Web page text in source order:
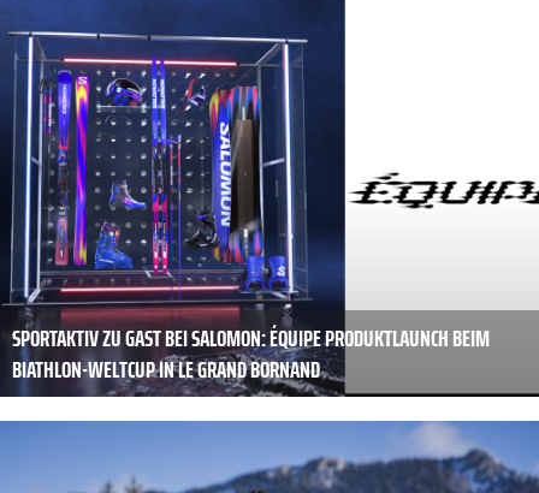
SPORTAKTIV ZU GAST BEI SALOMON: ÉQUIPE PRODUKTLAUNCH BEIM
BIATHLON-WELTCUP IN LE GRAND BORNAND